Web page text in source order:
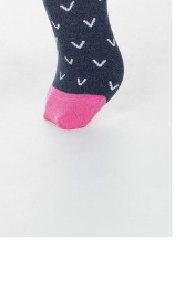
227СП, r. 36-39,